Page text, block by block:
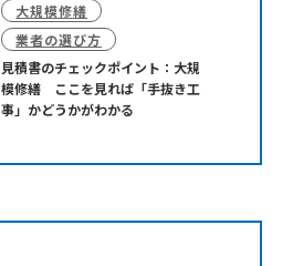
大規模修繕
業者の選び方
見積書のチェックポイント：大規
模修繕 ここを見れば「手抜き工
事」かどうかがわかる